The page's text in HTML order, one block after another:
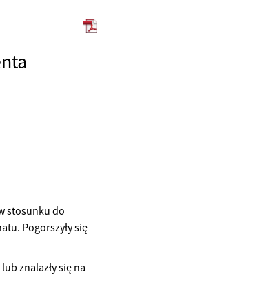
stosunku do
Pogorszyły się
znalazły się na